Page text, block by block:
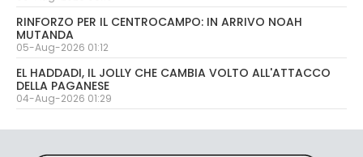
RINFORZO PER IL CENTROCAMPO: IN ARRIVO NOAH
MUTANDA
05-Aug-2026 01:12
EL HADDADI, IL JOLLY CHE CAMBIA VOLTO ALL'ATTACCO
DELLA PAGANESE
04-Aug-2026 01:29